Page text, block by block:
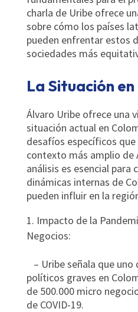
charla de Uribe ofrece
sobre cómo los países
pueden enfrentar estos
sociedades más
La Situación
Álvaro Uribe ofrece una
situación actual en
desafíos específicos
contexto más amplio de
análisis es esencial para
dinámicas internas de
pueden influir en la
Impacto de la
Negocios:
– Uribe señala que uno
políticos graves en
de 500.000 micro
de COVID-19.